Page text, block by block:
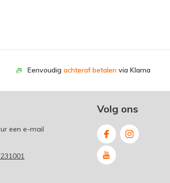
Eenvoudig achteraf betalen via Klarna
een e-mail
Volg ons